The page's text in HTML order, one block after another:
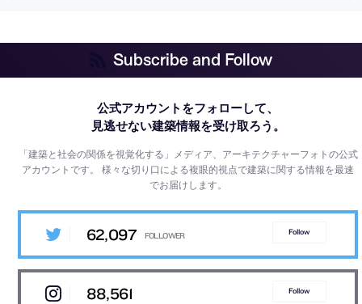
Subscribe and Follow
公式アカウントをフォローして、
見逃せない建築情報を受け取ろう。
「建築と社会の関係を視覚化する」メディア、アーキテクチャーフォトの公式
アカウントです。様々な切り口による複眼的視点で建築に関する情報を最速
でお届けします。
62,097 Follow
88,561 Follow